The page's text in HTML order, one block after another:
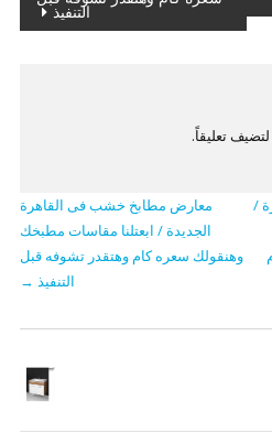
التنفيذ
لتضيف تعليقاً.
/
معارض مطابخ خشب فى القاهرة
الجديدة / ابعتلنا مقاسات مطبخك
وهنقولك سعره كام وهتقدر تشوفه قبل
التنفيذ →